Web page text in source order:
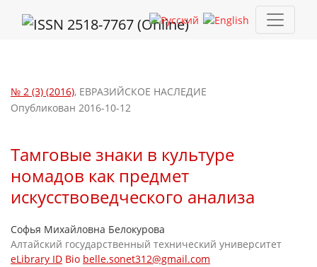
Тамговые знаки в культуре номадов как предмет
№ 2 (3) (2016), ЕВРАЗИЙСКОЕ НАСЛЕДИЕ
Тамговые знаки в культуре
номадов как предмет
искусствоведческого анализа
Опубликован 2016-10-12
Софья Михайловна Белокурова
Алтайский государственный технический университет
eLibrary ID Bio belle.sonet312@gmail.com